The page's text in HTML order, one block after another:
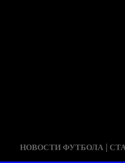
НОВОСТИ ФУТБОЛА |